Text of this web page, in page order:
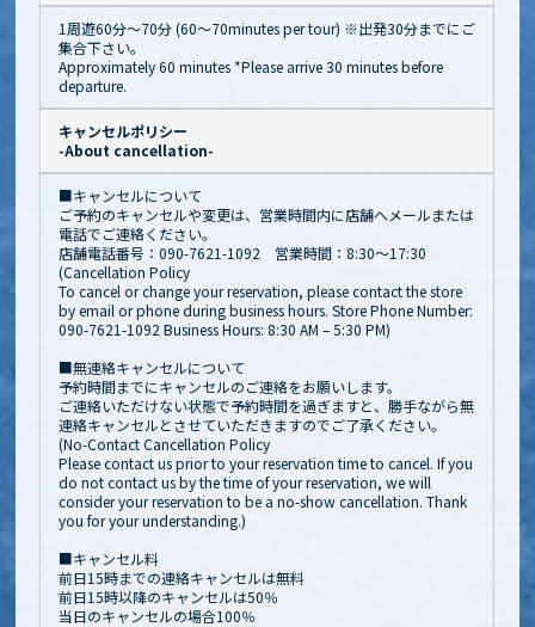
1周遊60分〜70分 (60～70minutes per tour) ※出発30分までにご
集合下さい。
Approximately 60 minutes *Please arrive 30 minutes before
departure.
キャンセルポリシー
-About cancellation-
■キャンセルについて
ご予約のキャンセルや変更は、営業時間内に店舗へメールまたは
電話でご連絡ください。
店舗電話番号：090-7621-1092 営業時間：8:30～17:30
(Cancellation Policy
To cancel or change your reservation, please contact the store
by email or phone during business hours. Store Phone Number:
090-7621-1092 Business Hours: 8:30 AM – 5:30 PM)
■無連絡キャンセルについて
予約時間までにキャンセルのご連絡をお願いします。
ご連絡いただけない状態で予約時間を過ぎますと、勝手ながら無
連絡キャンセルとさせていただきますのでご了承ください。
(No-Contact Cancellation Policy
Please contact us prior to your reservation time to cancel. If you
do not contact us by the time of your reservation, we will
consider your reservation to be a no-show cancellation. Thank
you for your understanding.)
■キャンセル料
前日15時までの連絡キャンセルは無料
前日15時以降のキャンセルは50％
当日のキャンセルの場合100％